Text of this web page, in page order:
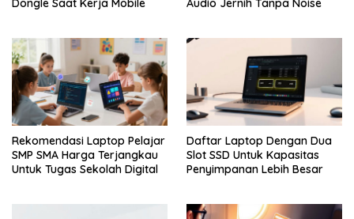
Dongle Saat Kerja Mobile
Audio Jernih Tanpa Noise
Rekomendasi Laptop Pelajar
SMP SMA Harga Terjangkau
Untuk Tugas Sekolah Digital
Daftar Laptop Dengan Dua
Slot SSD Untuk Kapasitas
Penyimpanan Lebih Besar